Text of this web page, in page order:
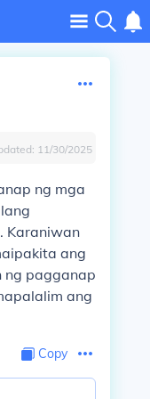
11/30/2025
ng mga
Karaniwan
ang
ng pagganap
ang
Copy